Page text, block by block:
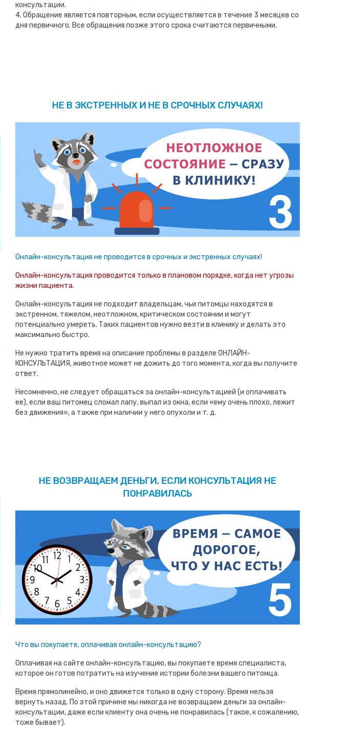
консультации.
4. Обращение является повторным, если осуществляется в течение 3 месяцев со
дня первичного. Все обращения позже этого срока считаются первичными.
НЕ В ЭКСТРЕННЫХ И НЕ В СРОЧНЫХ СЛУЧАЯХ!
Онлайн-консультация не проводится в срочных и экстренных случаях!
Онлайн-консультация проводится только в плановом порядке, когда нет угрозы
жизни пациента.
Онлайн-консультация не подходит владельцам, чьи питомцы находятся в
экстренном, тяжелом, неотложном, критическом состоянии и могут
потенциально умереть. Таких пациентов нужно везти в клинику и делать это
максимально быстро.
Не нужно тратить время на описание проблемы в разделе ОНЛАЙН-
КОНСУЛЬТАЦИЯ, животное может не дожить до того момента, когда вы получите
ответ.
Несомненно, не следует обращаться за онлайн-консультацией (и оплачивать
ее), если ваш питомец сломал лапу, выпал из окна, если «ему очень плохо, лежит
без движения», а также при наличии у него опухоли и т. д.
НЕ ВОЗВРАЩАЕМ ДЕНЬГИ, ЕСЛИ КОНСУЛЬТАЦИЯ НЕ
ПОНРАВИЛАСЬ
Что вы покупаете, оплачивая онлайн-консультацию?
Оплачивая на сайте онлайн-консультацию, вы покупаете время специалиста,
которое он готов потратить на изучение истории болезни вашего питомца.
Время прямолинейно, и оно движется только в одну сторону. Время нельзя
вернуть назад. По этой причине мы никогда не возвращаем деньги за онлайн-
консультации, даже если клиенту она очень не понравилась (такое, к сожалению,
тоже бывает).